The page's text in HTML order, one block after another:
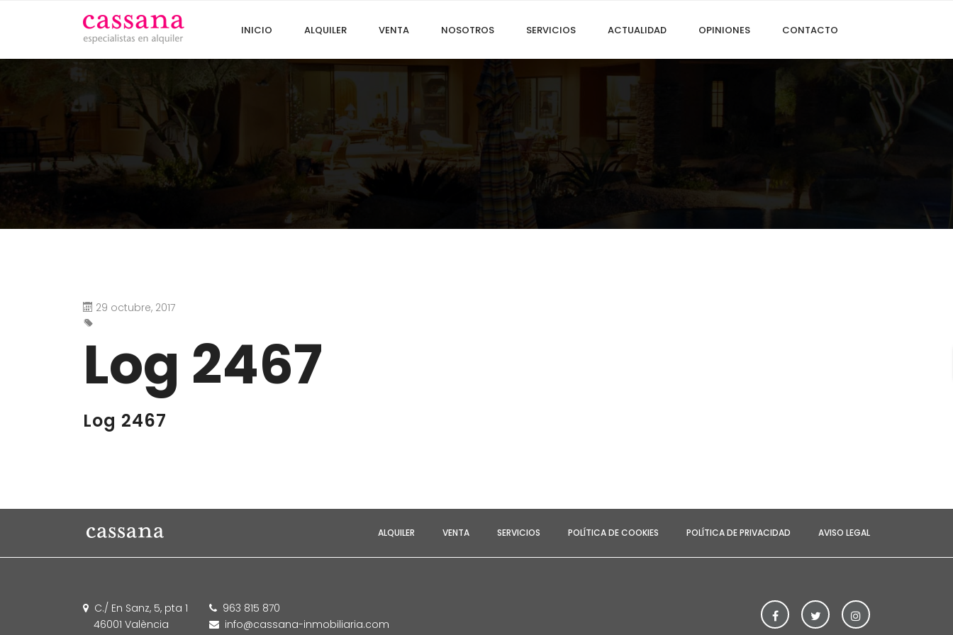
INICIO ALQUILER VENTA NOSOTROS SERVICIOS ACTUALIDAD OPINIONES CONTACTO
29 octubre, 2017
Log 2467
Log 2467
ALQUILER VENTA SERVICIOS POLÍTICA DE COOKIES POLÍTICA DE PRIVACIDAD AVISO LEGAL
C./ En Sanz, 5, pta 1
46001 València
963 815 870
info@cassana-inmobiliaria.com